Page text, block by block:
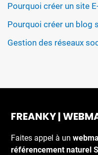
Pourquoi créer un site
Pourquoi créer un blog
Gestion des réseaux
FREANKY |
Faites appel à un
référencement naturel